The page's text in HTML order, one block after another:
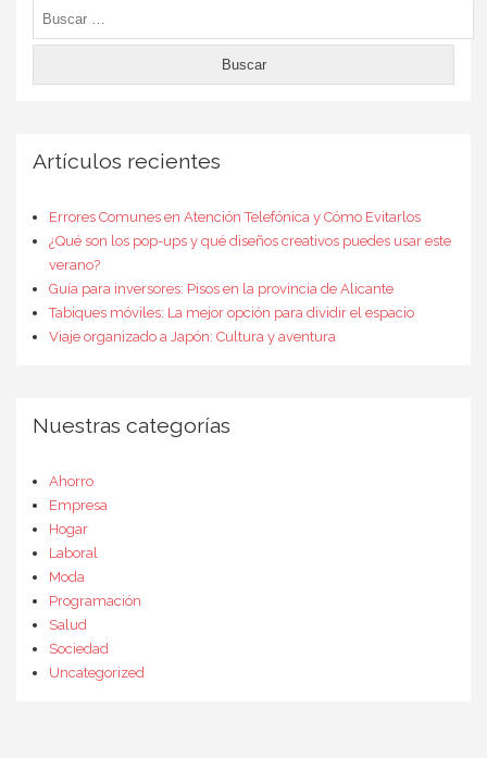
Buscar:
Artículos recientes
Errores Comunes en Atención Telefónica y Cómo Evitarlos
¿Qué son los pop-ups y qué diseños creativos puedes usar este
verano?
Guía para inversores: Pisos en la provincia de Alicante
Tabiques móviles: La mejor opción para dividir el espacio
Viaje organizado a Japón: Cultura y aventura
Nuestras categorías
Ahorro
Empresa
Hogar
Laboral
Moda
Programación
Salud
Sociedad
Uncategorized